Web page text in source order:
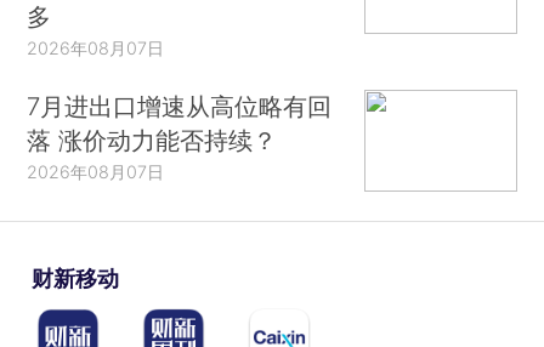
多
2026年08月07日
7月进出口增速从高位略有回
落 涨价动力能否持续？
2026年08月07日
财新移动